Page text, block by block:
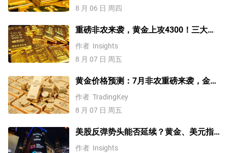
8 月 06 日 周四
重磅非农来袭，黄金上攻4300！三大因
素预示金价升势有望延续
作者 Insights
8 月 07 日 周五
黄金价格预测：7月非农重磅来袭，金价
站上4300美元后还能涨吗？
作者 TradingKey
8 月 07 日 周五
美股反弹势头能否延续？黄金、美元指
数、费半指数、纳指100技术分析
作者 Insights